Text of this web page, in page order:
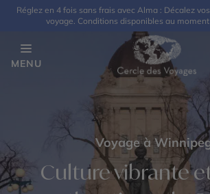
Réglez en 4 fois sans frais avec Alma : Décalez
voyage. Conditions disponibles au
MENU
Voyage à
Culture vibrante